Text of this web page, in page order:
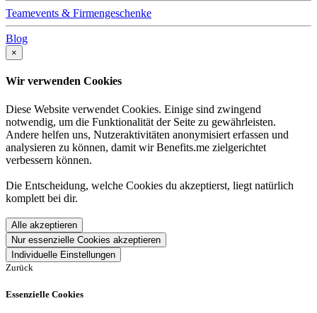
Teamevents & Firmengeschenke
Blog
×
Wir verwenden Cookies
Diese Website verwendet Cookies. Einige sind zwingend
notwendig, um die Funktionalität der Seite zu gewährleisten.
Andere helfen uns, Nutzeraktivitäten anonymisiert erfassen und
analysieren zu können, damit wir Benefits.me zielgerichtet
verbessern können.
Die Entscheidung, welche Cookies du akzeptierst, liegt natürlich
komplett bei dir.
Alle akzeptieren
Nur essenzielle Cookies akzeptieren
Individuelle Einstellungen
Zurück
Essenzielle Cookies